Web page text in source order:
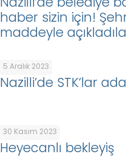
haber sizin için!
maddeyle
5 Aralık 2023
Nazilli’de STK’lar
30 Kasım 2023
Heyecanlı bekleyiş